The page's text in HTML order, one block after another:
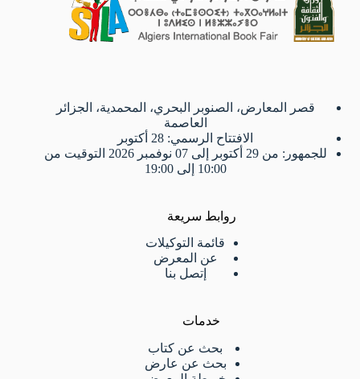
قصر المعارض، الصنوبر البحري، المحمدية، الجزائر
العاصمة
الافتتاح الرسمي: 28 أكتوبر
للجمهور: من 29 أكتوبر إلى 07 نوفمبر 2026 التوقيت من
10:00 إلى 19:00
روابط سريعة
قائمة التوكيلات
عن المعرض
إتصل بنا
خدمات
بحث عن كتاب
بحث عن عارض